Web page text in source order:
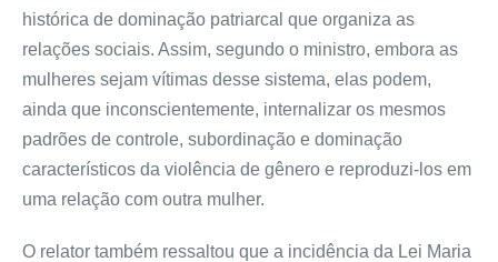
histórica de dominação patriarcal que organiza as
relações sociais. Assim, segundo o ministro, embora as
mulheres sejam vítimas desse sistema, elas podem,
ainda que inconscientemente, internalizar os mesmos
padrões de controle, subordinação e dominação
característicos da violência de gênero e reproduzi-los em
uma relação com outra mulher.
O relator também ressaltou que a incidência da Lei Maria